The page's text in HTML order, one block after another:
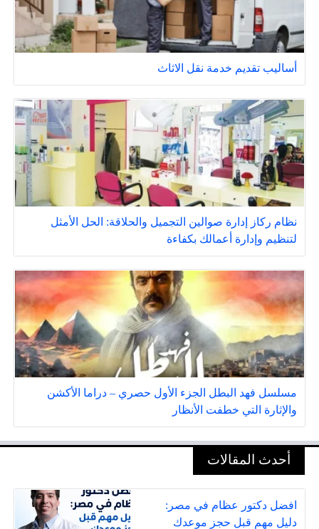
أساليب تقديم خدمة نقل الاثاث
نظام ركاز إدارة صوالين التجميل والحلاقة: الحل الأمثل
لتنظيم وإدارة أعمالك بكفاءة
مسلسل فهد البطل الجزء الأول حصري – دراما الأكشن
والإثارة التي خطفت الأنظار
أحدث المقالات
افضل دكتور عظام في مصر:
دليل مهم قبل حجز موعدك